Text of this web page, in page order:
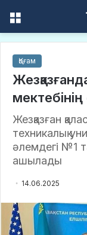
Қоғам
Жезқазған
техникалық
әлемдегі №1
ашылады
14.06.2025